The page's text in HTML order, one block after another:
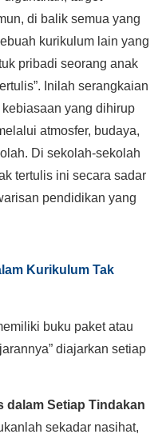
di balik semua yang
kurikulum lain yang
pribadi seorang anak
Inilah serangkaian
yang dihirup
atmosfer, budaya,
Di sekolah-sekolah
tertulis ini secara sadar
pendidikan yang
Kurikulum Tak
buku paket atau
diajarkan setiap
dalam Setiap Tindakan
sekadar nasihat,